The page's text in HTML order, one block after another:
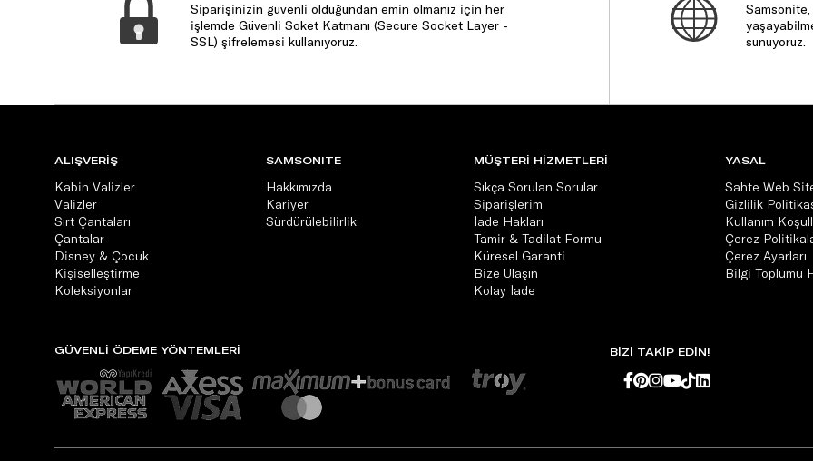
Siparişinizin güvenli olduğundan emin olmanız için her
işlemde Güvenli Soket Katmanı (Secure Socket Layer -
SSL) şifrelemesi kullanıyoruz.
sunuyoruz.
ALIŞVERİŞ
Kabin Valizler
Valizler
Sırt Çantaları
Çantalar
Disney & Çocuk
Kişiselleştirme
Koleksiyonlar
SAMSONITE
Hakkımızda
Kariyer
Sürdürülebilirlik
MÜŞTERİ HİZMETLERİ
Sıkça Sorulan Sorular
Siparişlerim
İade Hakları
Tamir & Tadilat Formu
Küresel Garanti
Bize Ulaşın
Kolay İade
YASAL
Sahte Web
Gizlilik
Kullanım
Çerez
Çerez Ayarları
Bilgi Toplumu
GÜVENLİ ÖDEME YÖNTEMLERİ BİZİ TAKİP EDİN!